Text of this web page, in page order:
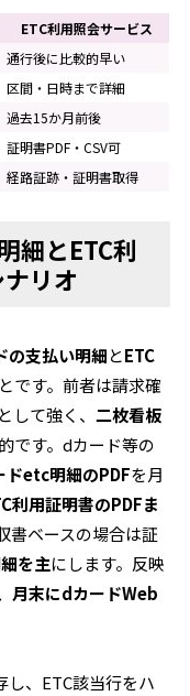
ETC利用照会サービス
通行後に比較的早い
区間・日時まで詳細
過去15か月前後
証明書PDF・CSV可
経路証跡・証明書取得
細とETC利
リオ
の支払い明細とETC
です。前者は請求確
して強く、二枚看板
です。dカード等の
ドetc明細のPDFを月
利用証明書のPDFま
書ベースの場合は証
を主にします。反映
月末にdカードWeb
、ETC該当行をハ